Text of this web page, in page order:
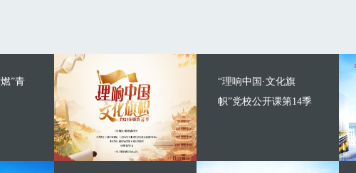
”青
“理响中国·文化旗
帜”党校公开课第14季